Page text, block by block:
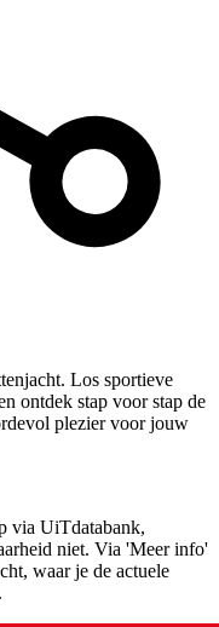
Los sportieve
ontdek stap voor stap de
plezier voor jouw
via UiTdatabank,
niet. Via 'Meer info'
waar je de actuele